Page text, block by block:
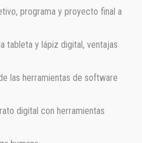
programa y proyecto final a
tableta y lápiz digital, ventajas
las herramientas de software
digital con herramientas